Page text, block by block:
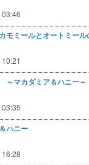
モミールとオートミー
マカダミア＆ハニー～
ハニー